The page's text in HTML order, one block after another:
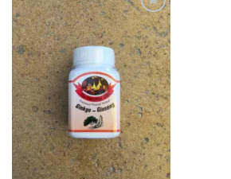
Zur
Wunschliste
hinzufügen